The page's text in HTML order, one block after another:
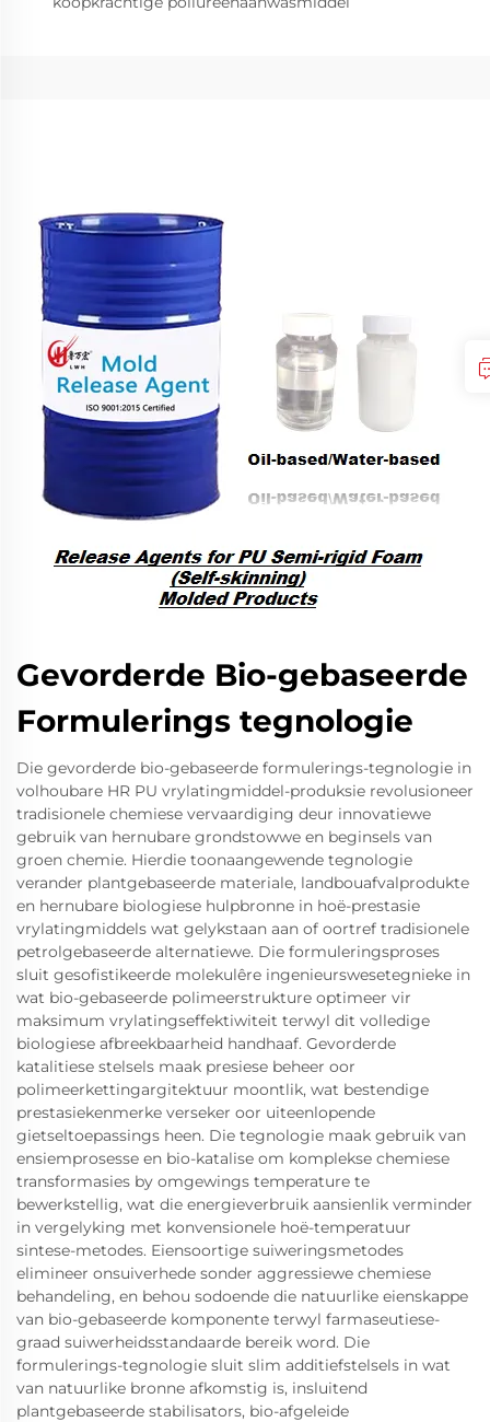
Gevorderde Bio-gebaseerde
Formulerings tegnologie
Die gevorderde bio-gebaseerde formulerings-tegnologie in
volhoubare HR PU vrylatingmiddel-produksie revolusioneer
tradisionele chemiese vervaardiging deur innovatiewe
gebruik van hernubare grondstowwe en beginsels van
groen chemie. Hierdie toonaangewende tegnologie
verander plantgebaseerde materiale, landbouafvalprodukte
en hernubare biologiese hulpbronne in hoë-prestasie
vrylatingmiddels wat gelykstaan aan of oortref tradisionele
petrolgebaseerde alternatiewe. Die formuleringsproses
sluit gesofistikeerde molekulêre ingenieurswesetegnieke in
wat bio-gebaseerde polimeerstrukture optimeer vir
maksimum vrylatingseffektiwiteit terwyl dit volledige
biologiese afbreekbaarheid handhaaf. Gevorderde
katalitiese stelsels maak presiese beheer oor
polimeerkettingargitektuur moontlik, wat bestendige
prestasiekenmerke verseker oor uiteenlopende
gietseltoepassings heen. Die tegnologie maak gebruik van
ensiemprosesse en bio-katalise om komplekse chemiese
transformasies by omgewings temperature te
bewerkstellig, wat die energieverbruik aansienlik verminder
in vergelyking met konvensionele hoë-temperatuur
sintese-metodes. Eiensoortige suiweringsmetodes
elimineer onsuiverhede sonder aggressiewe chemiese
behandeling, en behou sodoende die natuurlike eienskappe
van bio-gebaseerde komponente terwyl farmaseutiese-
graad suiwerheidsstandaarde bereik word. Die
formulerings-tegnologie sluit slim additiefstelsels in wat
van natuurlike bronne afkomstig is, insluitend
plantgebaseerde stabilisators, bio-afgeleide